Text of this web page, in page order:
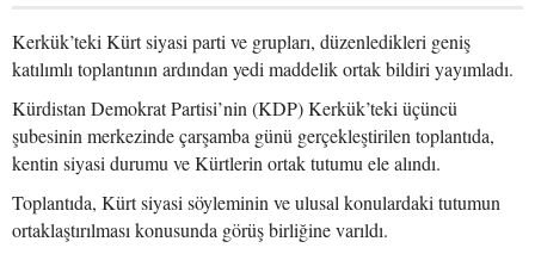
Kerkük’teki Kürt siyasi parti ve grupları, düzenledikleri geniş
katılımlı toplantının ardından yedi maddelik ortak bildiri yayımladı.
Kürdistan Demokrat Partisi’nin (KDP) Kerkük’teki üçüncü
şubesinin merkezinde çarşamba günü gerçekleştirilen toplantıda,
kentin siyasi durumu ve Kürtlerin ortak tutumu ele alındı.
Toplantıda, Kürt siyasi söyleminin ve ulusal konulardaki tutumun
ortaklaştırılması konusunda görüş birliğine varıldı.